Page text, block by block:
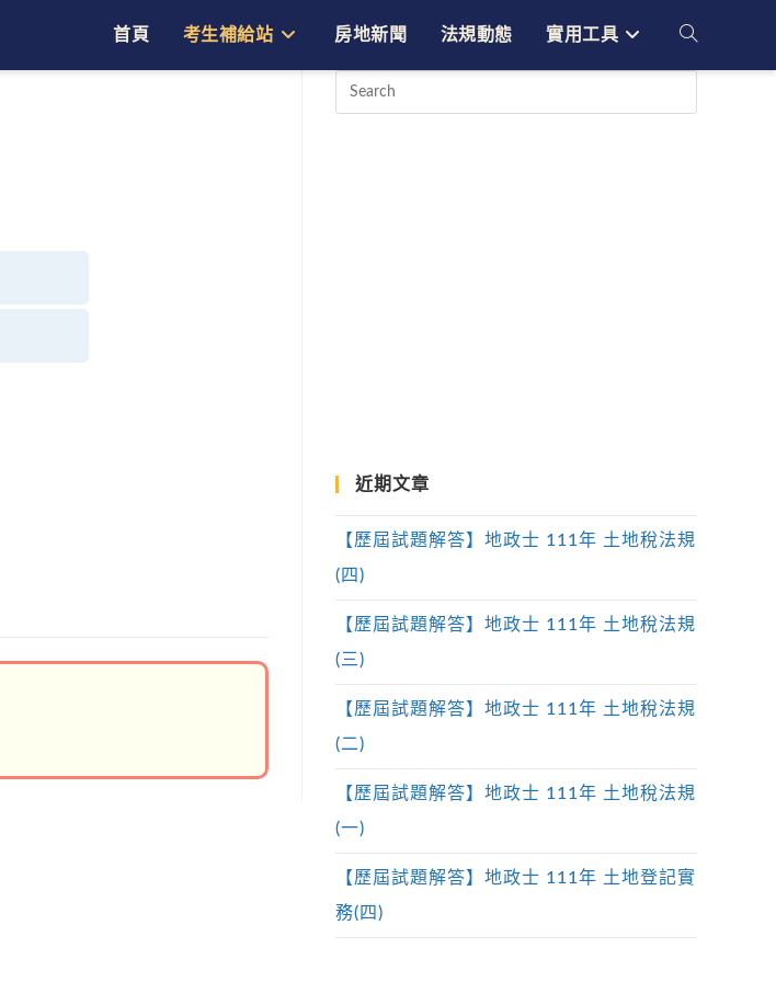
首頁 考生補給站 房地新聞 法規動態 實用工具 Toggle
近期文章
【歷屆試題解答】地政士 111年 土地稅法規
(四)
【歷屆試題解答】地政士 111年 土地稅法規
(三)
【歷屆試題解答】地政士 111年 土地稅法規
(二)
【歷屆試題解答】地政士 111年 土地稅法規
(一)
【歷屆試題解答】地政士 111年 土地登記實
務(四)